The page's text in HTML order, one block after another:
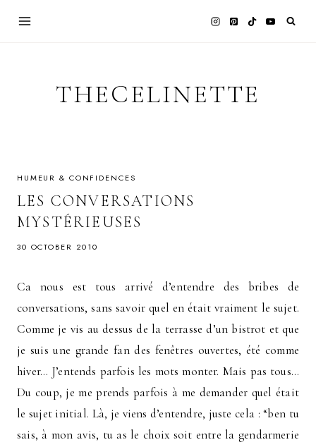
THECELINETTE
HUMEUR & CONFIDENCES
LES CONVERSATIONS
MYSTÉRIEUSES
30 OCTOBER 2010
Ca nous est tous arrivé d’entendre des bribes de
conversations, sans savoir quel en était vraiment le sujet.
Comme je vis au dessus de la terrasse d’un bistrot et que
je suis une grande fan des fenêtres ouvertes, été comme
hiver… J’entends parfois les mots monter. Mais pas tous…
Du coup, je me prends parfois à me demander quel était
le sujet initial. Là, je viens d’entendre, juste cela : “ben tu
sais, à mon avis, tu as le choix soit entre la gendarmerie